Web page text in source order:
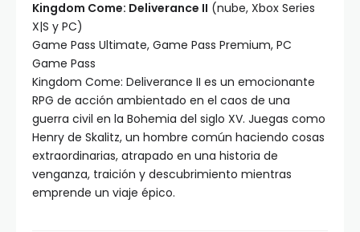
Kingdom Come: Deliverance II (nube, Xbox Series
X|S y PC)
Game Pass Ultimate, Game Pass Premium, PC
Game Pass
Kingdom Come: Deliverance II es un emocionante
RPG de acción ambientado en el caos de una
guerra civil en la Bohemia del siglo XV. Juegas como
Henry de Skalitz, un hombre común haciendo cosas
extraordinarias, atrapado en una historia de
venganza, traición y descubrimiento mientras
emprende un viaje épico.